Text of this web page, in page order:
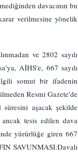
davacının bu
verilmesine yönelik
ve 2802 sayılı
AİHS'e, 667 sayılı
somut bir ifadenin
Resmi Gazete'de
süresini aşacak şekilde
ancak tesis edilen dava
yürürlüğe giren 667
SAVUNMASI:Davalı